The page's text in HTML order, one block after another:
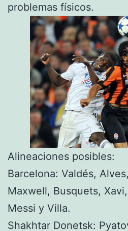
problemas físicos.
Alineaciones posibles:
Barcelona: Valdés,
Maxwell, Busquets,
Messi y Villa.
Shakhtar Donetsk: